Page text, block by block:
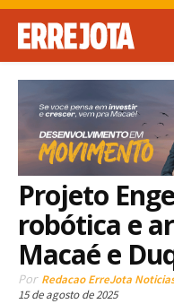
Projeto
robótica e
Macaé e
Por Redacao ErreJota
15 de agosto de 2025